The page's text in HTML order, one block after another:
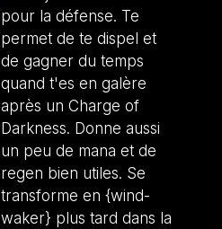
pour la défense. Te
permet de te dispel et
de gagner du temps
quand t'es en galère
après un Charge of
Darkness. Donne aussi
un peu de mana et de
regen bien utiles. Se
transforme en {wind-
waker} plus tard dans la